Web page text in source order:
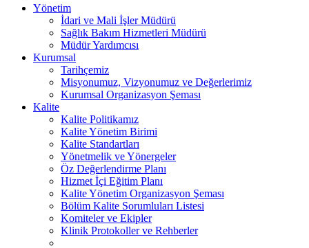
Yönetim
İdari ve Mali İşler Müdürü
Sağlık Bakım Hizmetleri Müdürü
Müdür Yardımcısı
Kurumsal
Tarihçemiz
Misyonumuz, Vizyonumuz ve Değerlerimiz
Kurumsal Organizasyon Şeması
Kalite
Kalite Politikamız
Kalite Yönetim Birimi
Kalite Standartları
Yönetmelik ve Yönergeler
Öz Değerlendirme Planı
Hizmet İçi Eğitim Planı
Kalite Yönetim Organizasyon Şeması
Bölüm Kalite Sorumluları Listesi
Komiteler ve Ekipler
Klinik Protokoller ve Rehberler